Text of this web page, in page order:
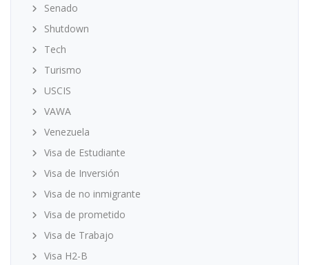
Senado
Shutdown
Tech
Turismo
USCIS
VAWA
Venezuela
Visa de Estudiante
Visa de Inversión
Visa de no inmigrante
Visa de prometido
Visa de Trabajo
Visa H2-B